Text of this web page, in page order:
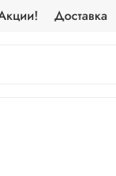
Доставка